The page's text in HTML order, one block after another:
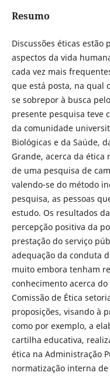
Resumo
Discussões éticas estão
aspectos da vida
cada vez mais
que está posta, na qual
se sobrepor à busca
presente pesquisa teve
da comunidade
Biológicas e da Saúde,
Grande, acerca da ética
de uma pesquisa de
valendo-se do método
pesquisa, as pessoas
estudo. Os resultados
percepção positiva da
prestação do serviço
adequação da conduta
muito embora tenham
conhecimento acerca
Comissão de Ética
proposições, visando à
como por exemplo, a
cartilha educativa,
ética na Administração
normatização interna